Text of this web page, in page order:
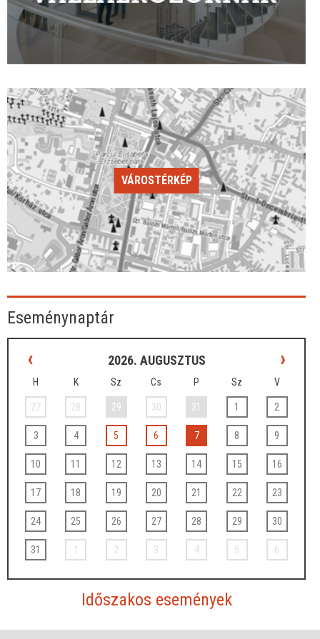
VÁROSTÉRKÉP
Eseménynaptár
‹ 2026. AUGUSZTUS ›
H K Sz Cs P Sz V
27 28 29 30 31 1 2
3 4 5 6 7 8 9
10 11 12 13 14 15 16
17 18 19 20 21 22 23
24 25 26 27 28 29 30
31 1 2 3 4 5 6
Időszakos események